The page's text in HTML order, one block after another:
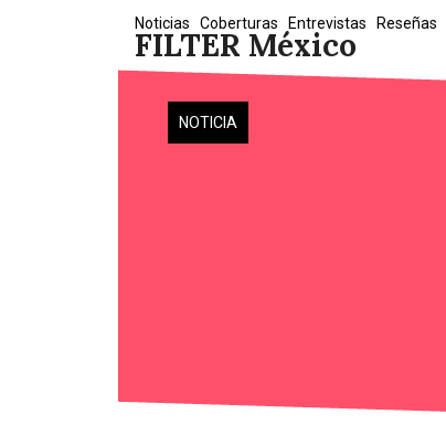
FILTER México
Noticias Coberturas Entrevistas Reseñas
NOTICIA